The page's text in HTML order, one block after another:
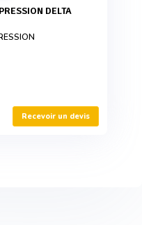
Recevoir un devis